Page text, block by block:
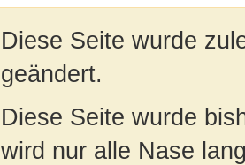
Diese Seite wurde
geändert.
Diese Seite wurde
wird nur alle Nase